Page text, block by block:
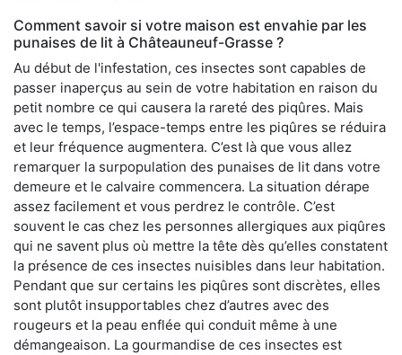
Comment savoir si votre maison est envahie par les
punaises de lit à Châteauneuf-Grasse ?
Au début de l'infestation, ces insectes sont capables de
passer inaperçus au sein de votre habitation en raison du
petit nombre ce qui causera la rareté des piqûres. Mais
avec le temps, l’espace-temps entre les piqûres se réduira
et leur fréquence augmentera. C’est là que vous allez
remarquer la surpopulation des punaises de lit dans votre
demeure et le calvaire commencera. La situation dérape
assez facilement et vous perdrez le contrôle. C’est
souvent le cas chez les personnes allergiques aux piqûres
qui ne savent plus où mettre la tête dès qu’elles constatent
la présence de ces insectes nuisibles dans leur habitation.
Pendant que sur certains les piqûres sont discrètes, elles
sont plutôt insupportables chez d’autres avec des
rougeurs et la peau enflée qui conduit même à une
démangeaison. La gourmandise de ces insectes est